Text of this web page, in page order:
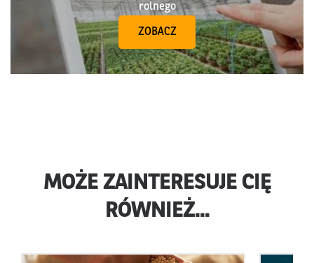
rolnego
ZOBACZ
MOŻE ZAINTERESUJE CIĘ
RÓWNIEŻ...